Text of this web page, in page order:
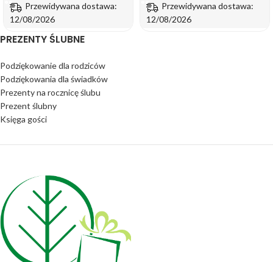
Przewidywana dostawa:
12/08/2026
Przewidywana dostawa:
12/08/2026
PREZENTY ŚLUBNE
Podziękowanie dla rodziców
Podziękowania dla świadków
Prezenty na rocznicę ślubu
Prezent ślubny
Księga gości